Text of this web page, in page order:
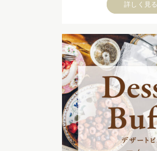
詳しく見る